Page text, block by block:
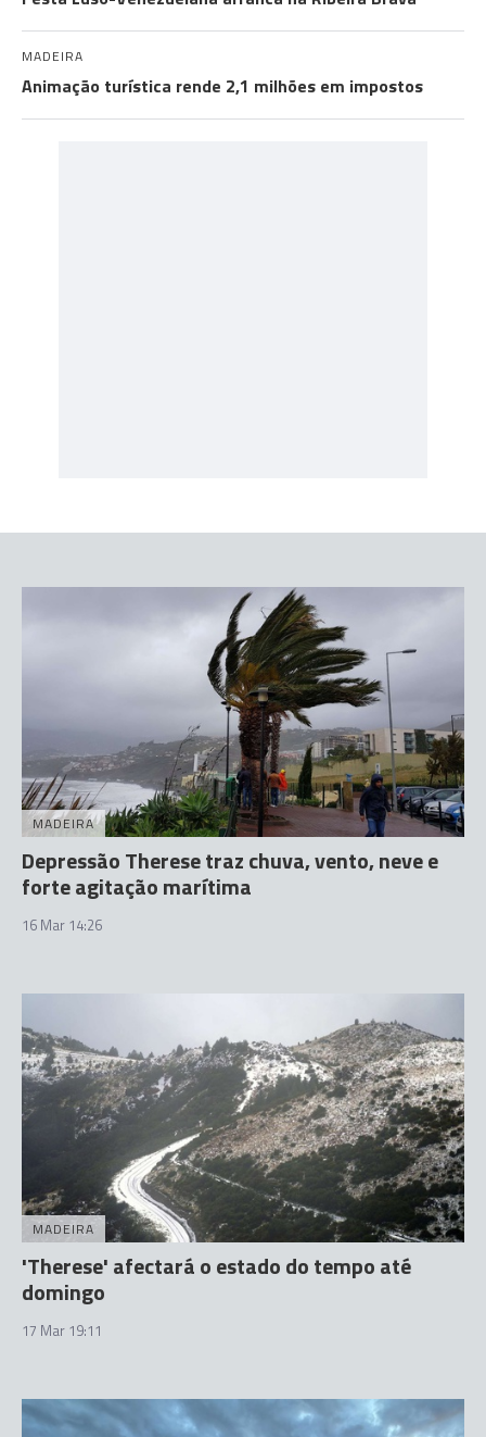
MADEIRA
Animação turística rende 2,1 milhões em impostos
MADEIRA
Depressão Therese traz chuva, vento, neve e
forte agitação marítima
16 Mar 14:26
MADEIRA
'Therese' afectará o estado do tempo até
domingo
17 Mar 19:11